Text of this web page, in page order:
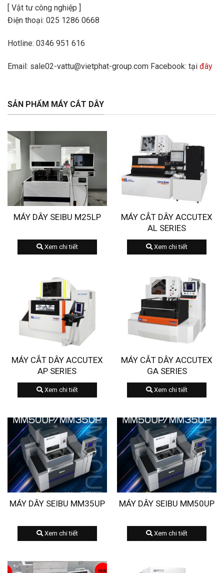
[ Vật tư công nghiệp ]
Điện thoại: 025 1286 0668
Hotline: 0346 951 616
Email: sale02-vattu@vietphat-group.com Facebook: tại đây
SẢN PHẨM MÁY CẮT DÂY
MÁY DÂY SEIBU M25LP
Xem chi tiết
MÁY CẮT DÂY ACCUTEX
AL SERIES
Xem chi tiết
MÁY CẮT DÂY ACCUTEX
AP SERIES
Xem chi tiết
MÁY CẮT DÂY ACCUTEX
GA SERIES
Xem chi tiết
MÁY DÂY SEIBU MM35UP
Xem chi tiết
MÁY DÂY SEIBU MM50UP
Xem chi tiết